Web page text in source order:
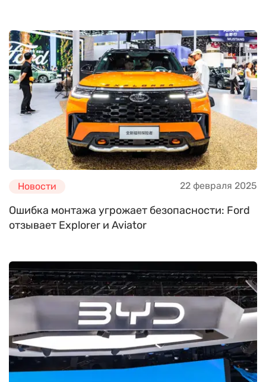
Новости 22 февраля 2025
Ошибка монтажа угрожает безопасности: Ford
отзывает Explorer и Aviator